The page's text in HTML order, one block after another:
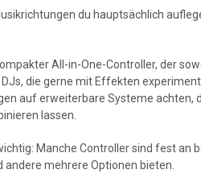
du hauptsächlich
All-in-One-Controller, der
die gerne mit Effekten
auf erweiterbare Systeme achten,
lassen.
Manche Controller sind fest an
mehrere Optionen bieten.